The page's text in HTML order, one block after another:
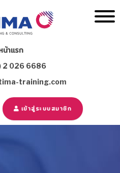
น้าแรก
2 026 6686
training.com
เข้าสู่ระบบสมาชิก